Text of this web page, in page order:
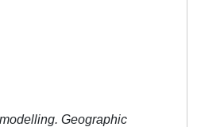
Geographic